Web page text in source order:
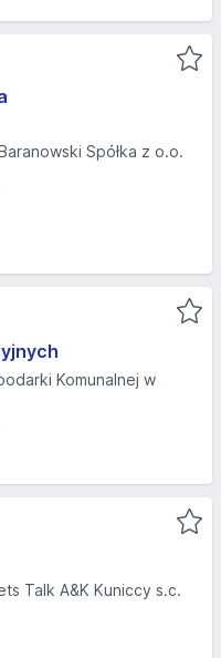
Spółka z o.o.
Komunalnej w
Talk A&K Kuniccy s.c.